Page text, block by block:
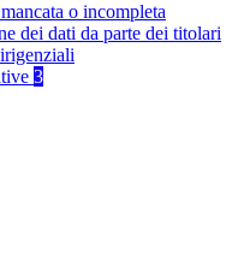
o incompleta
dei dati da parte dei titolari
3